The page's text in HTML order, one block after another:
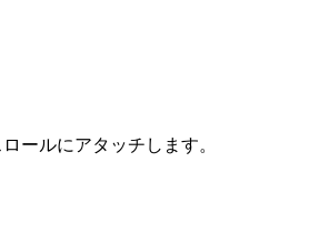
ールにアタッチします。